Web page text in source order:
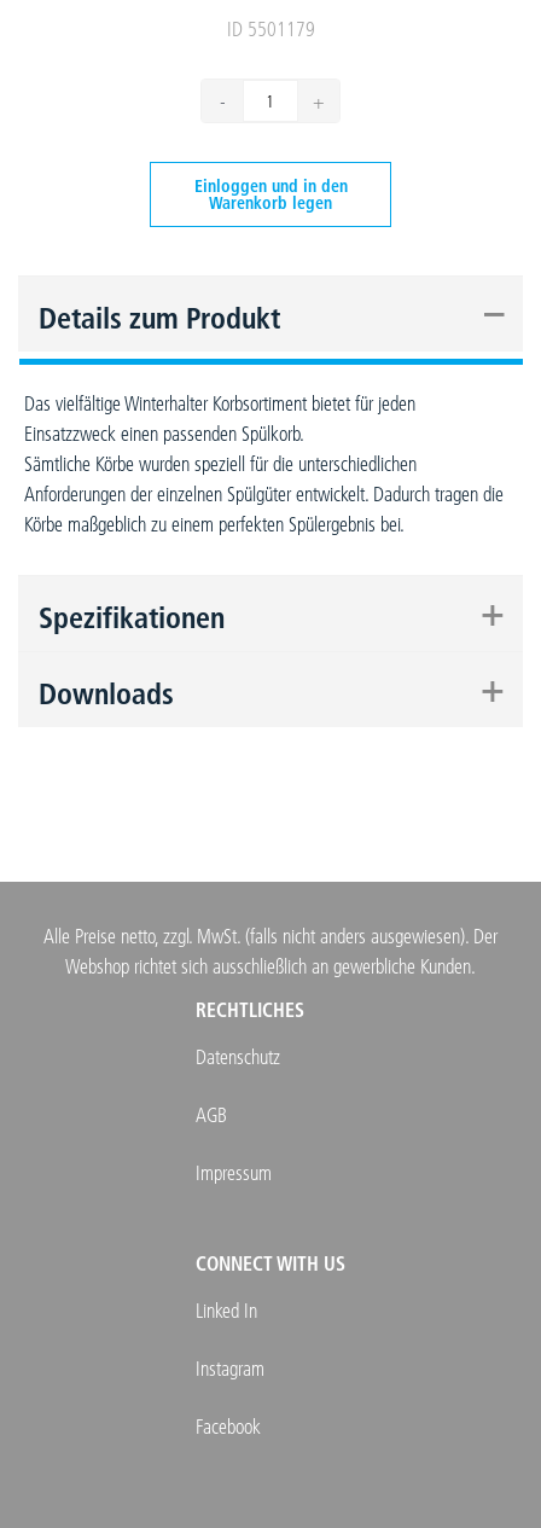
ID 5501179
- +
Einloggen und in den
Warenkorb legen
Details zum Produkt –
Das vielfältige Winterhalter Korbsortiment bietet für jeden
Einsatzzweck einen passenden Spülkorb.
Sämtliche Körbe wurden speziell für die unterschiedlichen
Anforderungen der einzelnen Spülgüter entwickelt. Dadurch tragen die
Körbe maßgeblich zu einem perfekten Spülergebnis bei.
Spezifikationen +
Downloads +
Alle Preise netto, zzgl. MwSt. (falls nicht anders ausgewiesen). Der
Webshop richtet sich ausschließlich an gewerbliche Kunden.
RECHTLICHES
Datenschutz
AGB
Impressum
CONNECT WITH US
Linked In
Instagram
Facebook